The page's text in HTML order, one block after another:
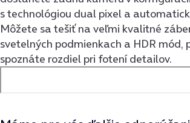
s technológiou dual pixel a
Môžete sa tešiť na veľmi kvalitné
svetelných podmienkach a HDR mód,
spoznáte rozdiel pri fotení detailov.